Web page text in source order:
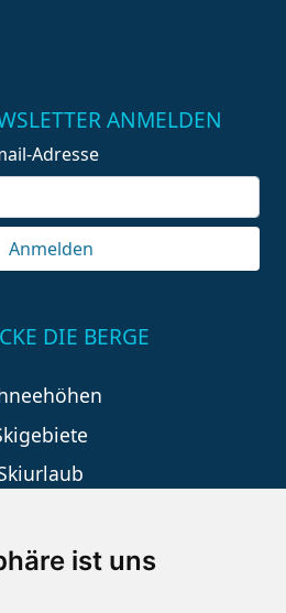
ist uns
ANMELDEN
Adresse
Anmelden
DIE BERGE
BUCHEN